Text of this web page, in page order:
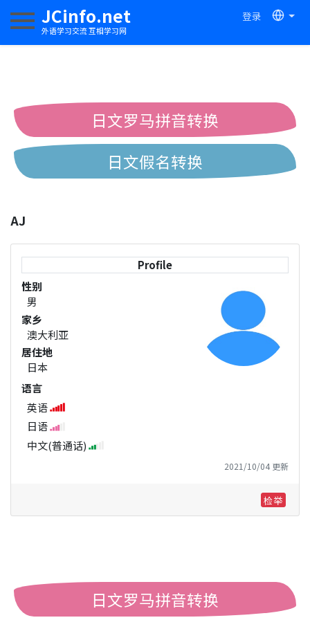
JCinfo.net
外语学习交流 互相学习网
登录
切换导航
日文罗马拼音转换
日文假名转换
中日汉字互换
AJ
Profile
性别
男
家乡
澳大利亚
居住地
日本
语言
英语
日语
中文(普通话)
2021/10/04 更新
检举
日文罗马拼音转换